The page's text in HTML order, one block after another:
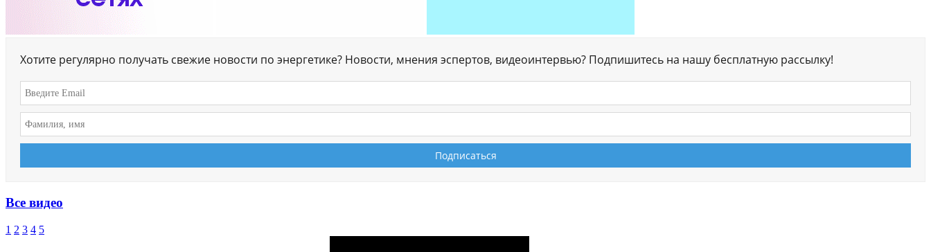
Хотите регулярно получать свежие новости по энергетике? Новости, мнения эспертов, видеоинтервью? Подпишитесь на нашу бесплатную рассылку!
Все видео
1 2 3 4 5